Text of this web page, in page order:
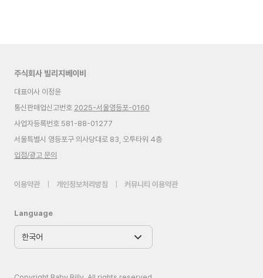
주식회사 빌리지베이비
대표이사 이정윤
통신판매업신고번호 2025-서울영등포-0160
사업자등록번호 581-88-01277
서울특별시 영등포구 의사당대로 83, 오투타워 4층
입점/광고 문의
이용약관 개인정보처리방침 커뮤니티 이용약관
Language